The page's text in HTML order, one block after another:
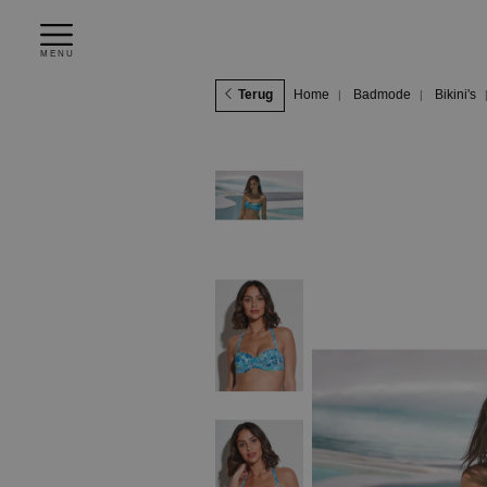
MENU
Terug Home Badmode Bikini's